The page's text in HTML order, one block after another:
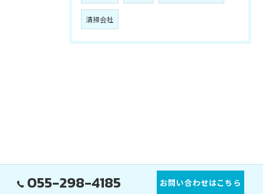
清掃会社
055-298-4185 お問い合わせはこちら